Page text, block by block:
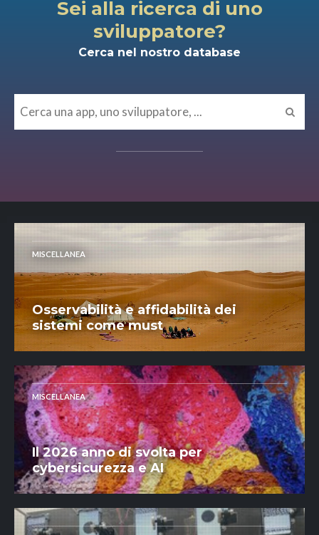
Sei alla ricerca di uno
sviluppatore?
Cerca nel nostro database
MISCELLANEA
Osservabilità e affidabilità dei
sistemi come must
MISCELLANEA
Il 2026 anno di svolta per
cybersicurezza e AI